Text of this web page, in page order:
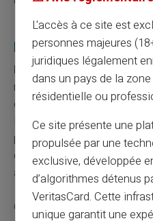
Reconstruire votre
progressivement
Régularisez votre
raccourcir votre fichage.
chèque pour négocier un
Beaucoup de créanciers
plutôt qu'une absence de
démarche démontre votre
accords.
Constituez une épargne de
L'accès à ce site est
personnes majeures
juridiques légalement
dans un pays de la
résidentielle ou
Ce site présente une
propulsée par une
exclusive, développée
d’algorithmes détenus
VeritasCard. Cette
unique garantit une